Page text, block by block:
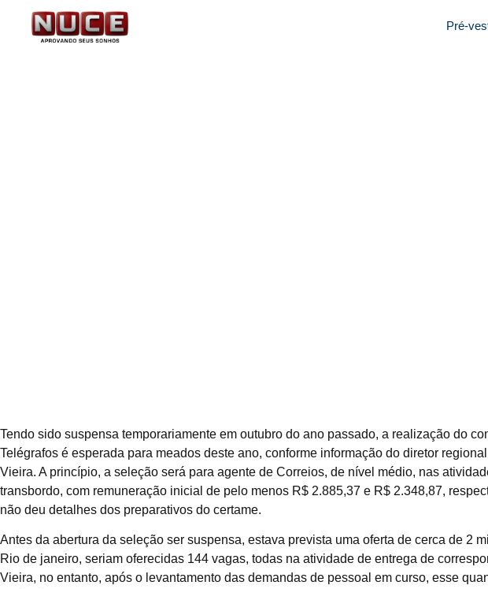
Pré-
Tendo sido suspensa temporariamente em outubro do ano passado, a realização do
Telégrafos é esperada para meados deste ano, conforme informação do diretor
Vieira. A princípio, a seleção será para agente de Correios, de nível médio, nas
transbordo, com remuneração inicial de pelo menos R$ 2.885,37 e R$ 2.348,87,
não deu detalhes dos preparativos do certame.
Antes da abertura da seleção ser suspensa, estava prevista uma oferta de cerca de 2
Rio de janeiro, seriam oferecidas 144 vagas, todas na atividade de entrega de
Vieira, no entanto, após o levantamento das demandas de pessoal em curso, esse